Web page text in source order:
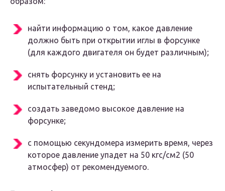
найти информацию о том, какое давление
должно быть при открытии иглы в форсунке
(для каждого двигателя он будет различным);
снять форсунку и установить ее на
испытательный стенд;
создать заведомо высокое давление на
форсунке;
с помощью секундомера измерить время, через
которое давление упадет на 50 кгс/см2 (50
атмосфер) от рекомендуемого.